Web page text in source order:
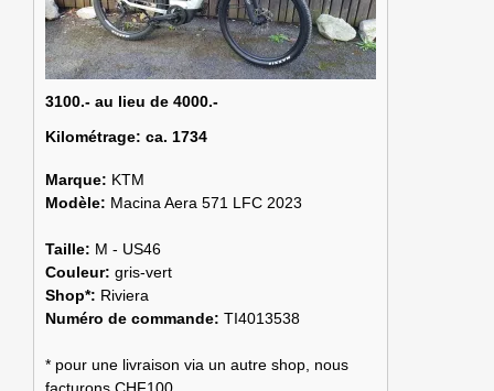
3100.- au lieu de 4000.-
Kilométrage: ca. 1734
Marque: KTM
Modèle: Macina Aera 571 LFC 2023
Taille: M - US46
Couleur: gris-vert
Shop*: Riviera
Numéro de commande: TI4013538
* pour une livraison via un autre shop, nous
facturons CHF100